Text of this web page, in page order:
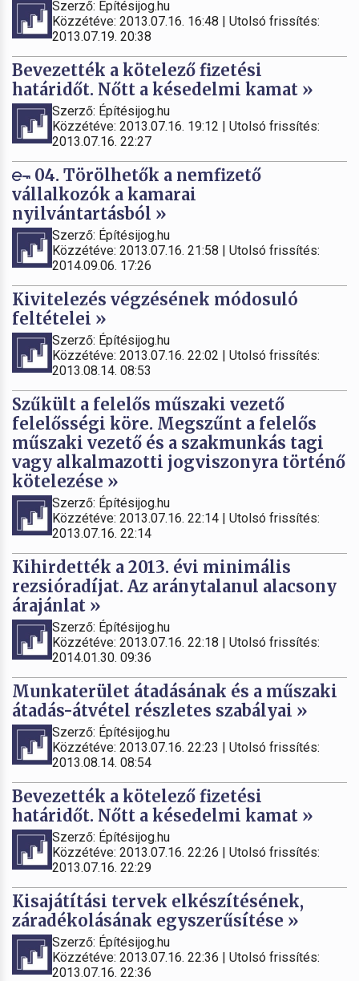
Szerző: Építésijog.hu
Közzétéve: 2013.07.16. 16:48 | Utolsó frissítés:
2013.07.19. 20:38
Bevezették a kötelező fizetési
határidőt. Nőtt a késedelmi kamat »
Szerző: Építésijog.hu
Közzétéve: 2013.07.16. 19:12 | Utolsó frissítés:
2013.07.16. 22:27
04. Törölhetők a nemfizető
vállalkozók a kamarai
nyilvántartásból »
Szerző: Építésijog.hu
Közzétéve: 2013.07.16. 21:58 | Utolsó frissítés:
2014.09.06. 17:26
Kivitelezés végzésének módosuló
feltételei »
Szerző: Építésijog.hu
Közzétéve: 2013.07.16. 22:02 | Utolsó frissítés:
2013.08.14. 08:53
Szűkült a felelős műszaki vezető
felelősségi köre. Megszűnt a felelős
műszaki vezető és a szakmunkás tagi
vagy alkalmazotti jogviszonyra történő
kötelezése »
Szerző: Építésijog.hu
Közzétéve: 2013.07.16. 22:14 | Utolsó frissítés:
2013.07.16. 22:14
Kihirdették a 2013. évi minimális
rezsióradíjat. Az aránytalanul alacsony
árajánlat »
Szerző: Építésijog.hu
Közzétéve: 2013.07.16. 22:18 | Utolsó frissítés:
2014.01.30. 09:36
Munkaterület átadásának és a műszaki
átadás-átvétel részletes szabályai »
Szerző: Építésijog.hu
Közzétéve: 2013.07.16. 22:23 | Utolsó frissítés:
2013.08.14. 08:54
Bevezették a kötelező fizetési
határidőt. Nőtt a késedelmi kamat »
Szerző: Építésijog.hu
Közzétéve: 2013.07.16. 22:26 | Utolsó frissítés:
2013.07.16. 22:29
Kisajátítási tervek elkészítésének,
záradékolásának egyszerűsítése »
Szerző: Építésijog.hu
Közzétéve: 2013.07.16. 22:36 | Utolsó frissítés:
2013.07.16. 22:36